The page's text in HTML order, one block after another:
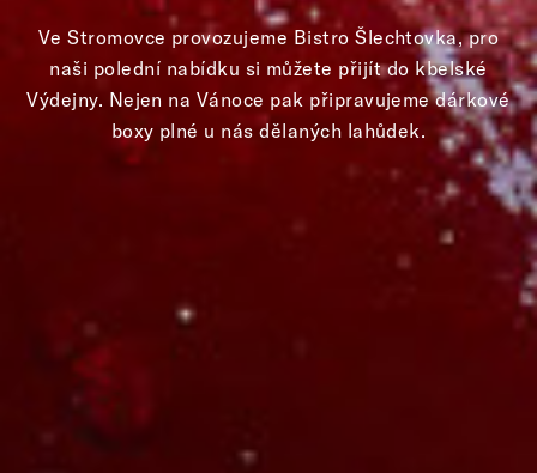
Ve Stromovce provozujeme Bistro Šlechtovka, pro
naši polední nabídku si můžete přijít do kbelské
Výdejny. Nejen na Vánoce pak připravujemedárkové
boxy plné u nás dělaných lahůdek.